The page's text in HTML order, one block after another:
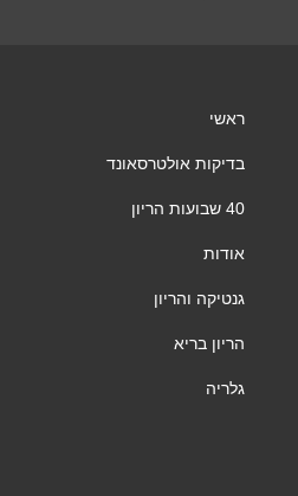
ראשי
בדיקות אולטרסאונד
40 שבועות הריון
אודות
גנטיקה והריון
הריון בריא
גלריה